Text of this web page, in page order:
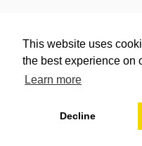
This website uses
the best experience on
Learn more
Decline